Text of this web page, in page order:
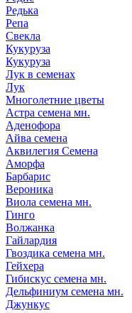
Редька
Репа
Свекла
Кукуруза
Кукуруза
Лук в семенах
Лук
Многолетние цветы
Астра семена мн.
Аденофора
Айва семена
Аквилегия Семена
Аморфа
Барбарис
Вероника
Виола семена мн.
Гинго
Волжанка
Гайлардия
Гвоздика семена мн.
Гейхера
Гибискус семена мн.
Дельфиниум семена мн.
Джункус